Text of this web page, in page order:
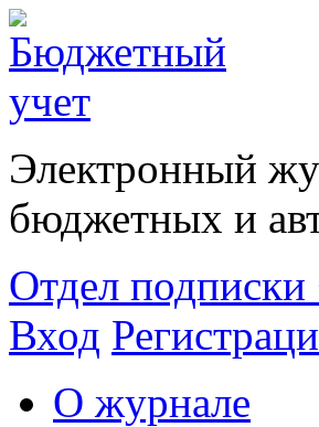
Электронный
бюджетных и
Отдел подписки
Вход
О журнале